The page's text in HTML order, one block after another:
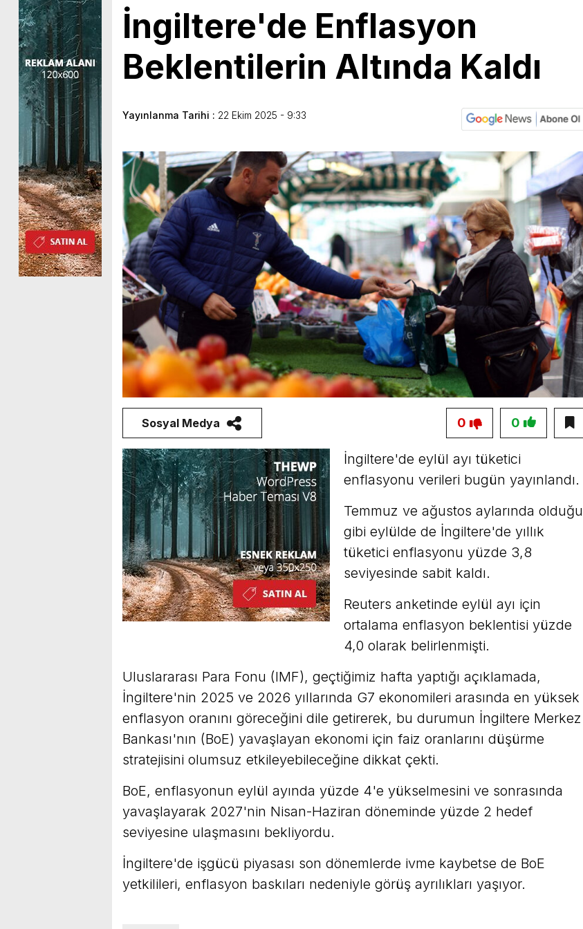
İngiltere'de Enflasyon
Beklentilerin Altında Kaldı
Yayınlanma Tarihi : 22 Ekim 2025 - 9:33
Sosyal Medya 0
0
İngiltere'de eylül ayı tüketici
enflasyonu verileri bugün yayınlandı.
Temmuz ve ağustos aylarında olduğu
gibi eylülde de İngiltere'de yıllık
tüketici enflasyonu yüzde 3,8
seviyesinde sabit kaldı.
Reuters anketinde eylül ayı için
ortalama enflasyon beklentisi yüzde
4,0 olarak belirlenmişti.
Uluslararası Para Fonu (IMF), geçtiğimiz hafta yaptığı açıklamada,
İngiltere'nin 2025 ve 2026 yıllarında G7 ekonomileri arasında en yüksek
enflasyon oranını göreceğini dile getirerek, bu durumun İngiltere Merkez
Bankası'nın (BoE) yavaşlayan ekonomi için faiz oranlarını düşürme
stratejisini olumsuz etkileyebileceğine dikkat çekti.
BoE, enflasyonun eylül ayında yüzde 4'e yükselmesini ve sonrasında
yavaşlayarak 2027'nin Nisan-Haziran döneminde yüzde 2 hedef
seviyesine ulaşmasını bekliyordu.
İngiltere'de işgücü piyasası son dönemlerde ivme kaybetse de BoE
yetkilileri, enflasyon baskıları nedeniyle görüş ayrılıkları yaşıyor.